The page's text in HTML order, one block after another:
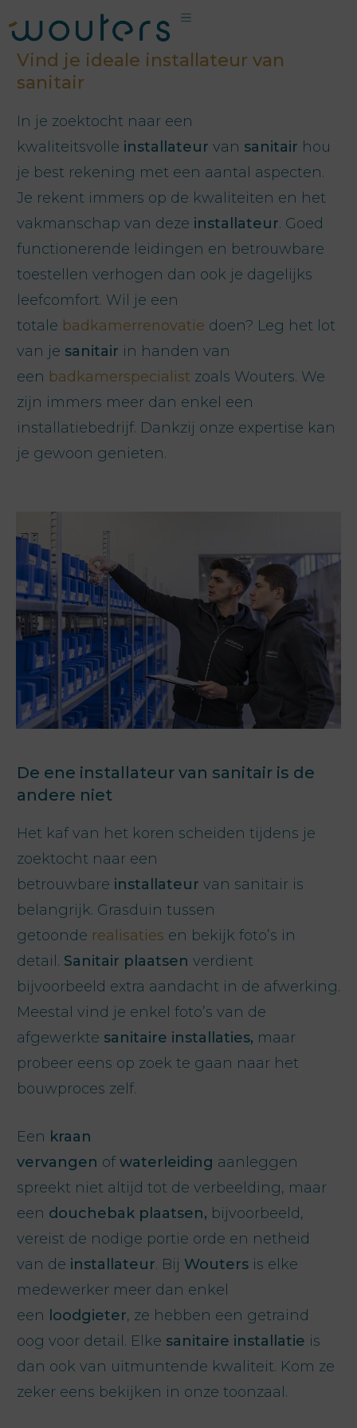
Vind je ideale installateur van
sanitair
In je zoektocht naar een
kwaliteitsvolle installateur van sanitair hou
je best rekening met een aantal aspecten.
Je rekent immers op de kwaliteiten en het
vakmanschap van deze installateur. Goed
functionerende leidingen en betrouwbare
toestellen verhogen dan ook je dagelijks
leefcomfort. Wil je een
totale badkamerrenovatie doen? Leg het lot
van je sanitair in handen van
een badkamerspecialist zoals Wouters. We
zijn immers meer dan enkel een
installatiebedrijf. Dankzij onze expertise kan
je gewoon genieten.
De ene installateur van sanitair is de
andere niet
Het kaf van het koren scheiden tijdens je
zoektocht naar een
betrouwbare installateur van sanitair is
belangrijk. Grasduin tussen
getoonde realisaties en bekijk foto’s in
detail. Sanitair plaatsen verdient
bijvoorbeeld extra aandacht in de afwerking.
Meestal vind je enkel foto’s van de
afgewerkte sanitaire installaties, maar
probeer eens op zoek te gaan naar het
bouwproces zelf.
Een kraan
vervangen of waterleiding aanleggen
spreekt niet altijd tot de verbeelding, maar
een douchebak plaatsen, bijvoorbeeld,
vereist de nodige portie orde en netheid
van de installateur. Bij Wouters is elke
medewerker meer dan enkel
een loodgieter, ze hebben een getraind
oog voor detail. Elke sanitaire installatie is
dan ook van uitmuntende kwaliteit. Kom ze
zeker eens bekijken in onze toonzaal.